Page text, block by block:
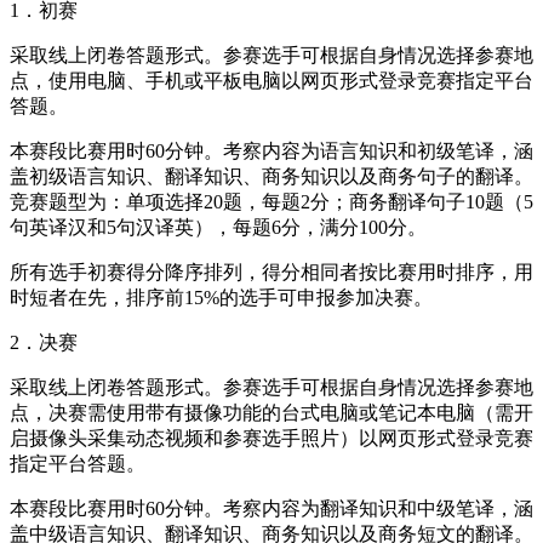
1．初赛
采取线上闭卷答题形式。参赛选手可根据自身情况选择参赛地
点，使用电脑、手机或平板电脑以网页形式登录竞赛指定平台
答题。
本赛段比赛用时60分钟。考察内容为语言知识和初级笔译，涵
盖初级语言知识、翻译知识、商务知识以及商务句子的翻译。
竞赛题型为：单项选择20题，每题2分；商务翻译句子10题（5
句英译汉和5句汉译英），每题6分，满分100分。
所有选手初赛得分降序排列，得分相同者按比赛用时排序，用
时短者在先，排序前15%的选手可申报参加决赛。
2．决赛
采取线上闭卷答题形式。参赛选手可根据自身情况选择参赛地
点，决赛需使用带有摄像功能的台式电脑或笔记本电脑（需开
启摄像头采集动态视频和参赛选手照片）以网页形式登录竞赛
指定平台答题。
本赛段比赛用时60分钟。考察内容为翻译知识和中级笔译，涵
盖中级语言知识、翻译知识、商务知识以及商务短文的翻译。